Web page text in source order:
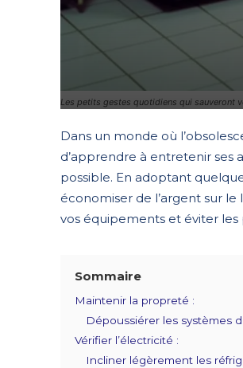
Les petits gestes quotidiens qui sauveront
Dans un monde où
d’apprendre à entretenir
possible. En adoptant
économiser de l’argent sur
vos équipements et éviter les
Sommaire
Maintenir la propreté :
Dépoussiérer les systèmes
Vérifier l’électricité :
Incliner légèrement les